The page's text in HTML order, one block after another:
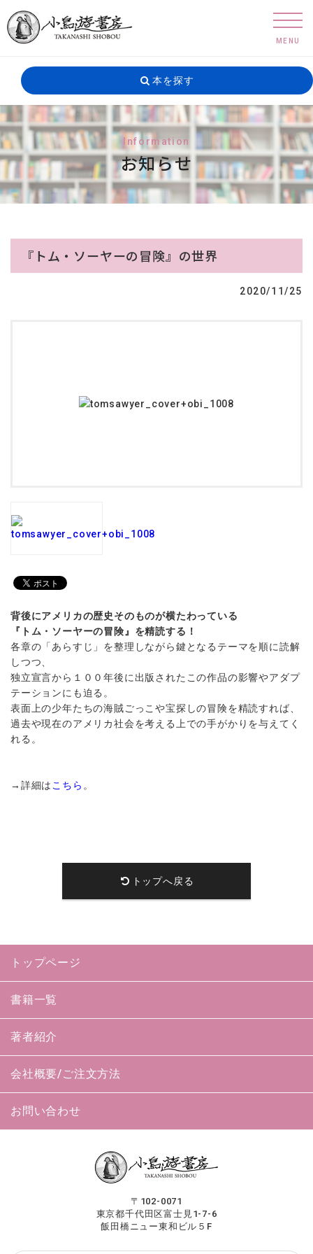
本を探す
Information
お知らせ
『トム・ソーヤーの冒険』の世界
2020/11/25
背後にアメリカの歴史そのものが横たわっている
『トム・ソーヤーの冒険』を精読する！
各章の「あらすじ」を整理しながら鍵となるテーマを順に読解
しつつ、
独立宣言から１００年後に出版されたこの作品の影響やアダプ
テーションにも迫る。
表面上の少年たちの海賊ごっこや宝探しの冒険を精読すれば、
過去や現在のアメリカ社会を考える上での手がかりを与えてく
れる。
→詳細は こちら 。
トップへ戻る
トップページ
書籍一覧
著者紹介
会社概要/ご注文方法
お問い合わせ
〒102-0071
東京都千代田区富士見1-7-6
飯田橋ニュー東和ビル５F
MENU